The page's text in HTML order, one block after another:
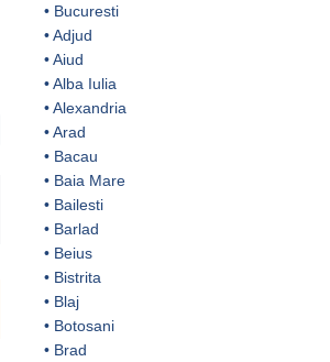
• Bucuresti
•Adjud
•Aiud
•Alba Iulia
•Alexandria
•Arad
• Bacau
• Baia Mare
• Bailesti
• Barlad
• Beius
• Bistrita
• Blaj
• Botosani
• Brad